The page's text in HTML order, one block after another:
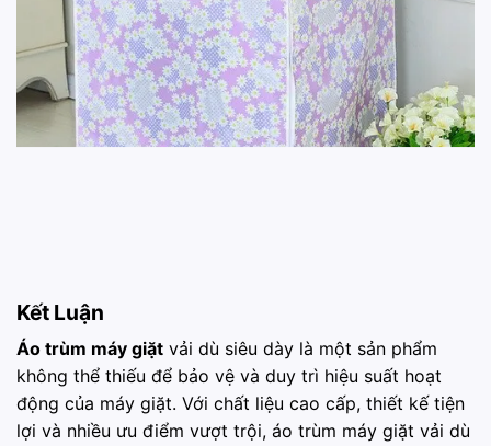
Kết Luận
Áo trùm máy giặt vải dù siêu dày là một sản phẩm
không thể thiếu để bảo vệ và duy trì hiệu suất hoạt
động của máy giặt. Với chất liệu cao cấp, thiết kế tiện
lợi và nhiều ưu điểm vượt trội, áo trùm máy giặt vải dù